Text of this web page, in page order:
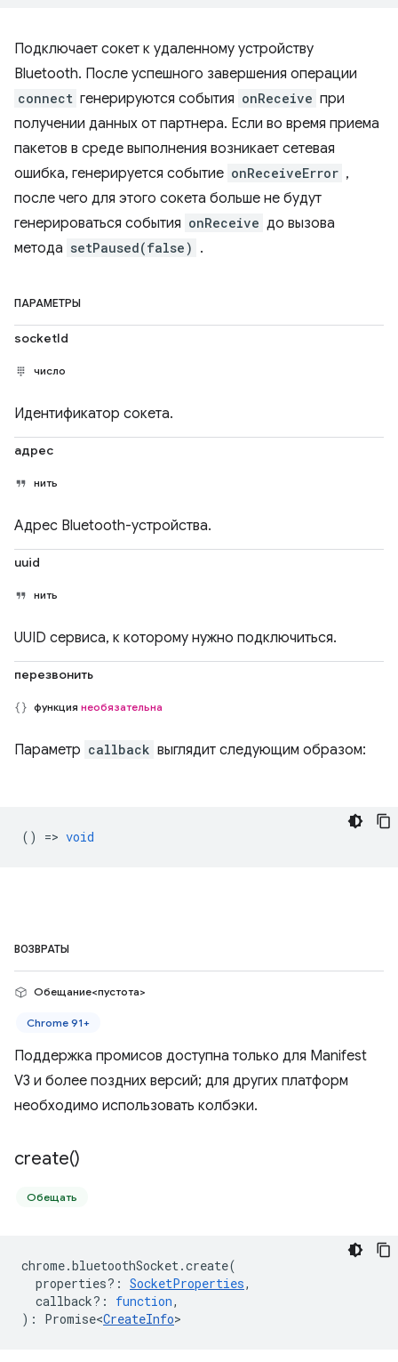
Подключает сокет к удаленному устройству
Bluetooth. После успешного завершения операции
connect генерируются события onReceive при
получении данных от партнера. Если во время приема
пакетов в среде выполнения возникает сетевая
ошибка, генерируется событие onReceiveError ,
после чего для этого сокета больше не будут
генерироваться события onReceive до вызова
метода setPaused(false) .
ПАРАМЕТРЫ
socketId
число
Идентификатор сокета.
адрес
нить
Адрес Bluetooth-устройства.
uuid
нить
UUID сервиса, к которому нужно подключиться.
перезвонить
функция необязательна
Параметр callback выглядит следующим образом:
() => void
ВОЗВРАТЫ
Обещание<пустота>
Chrome 91+
Поддержка промисов доступна только для Manifest
V3 и более поздних версий; для других платформ
необходимо использовать колбэки.
create()
Обещать
chrome.bluetoothSocket.create(
properties? : SocketProperties,
callback? : function,
) : Promise<CreateInfo>